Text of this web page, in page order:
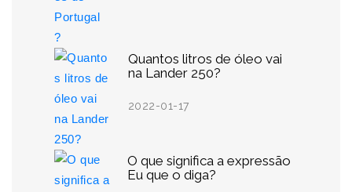
Quantos litros de óleo vai
na Lander 250?
2022-01-17
O que significa a expressão
Eu que o diga?